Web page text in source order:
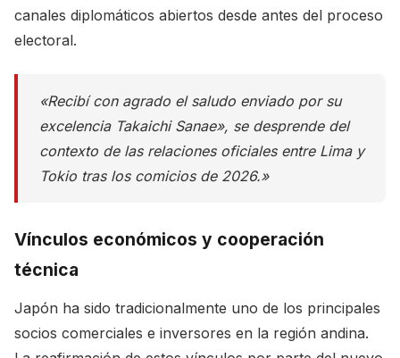
canales diplomáticos abiertos desde antes del proceso
electoral.
«Recibí con agrado el saludo enviado por su
excelencia Takaichi Sanae», se desprende del
contexto de las relaciones oficiales entre Lima y
Tokio tras los comicios de 2026.»
Vínculos económicos y cooperación
técnica
Japón ha sido tradicionalmente uno de los principales
socios comerciales e inversores en la región andina.